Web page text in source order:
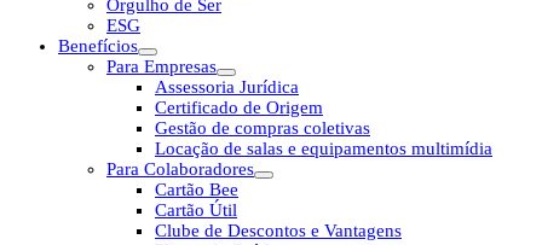
Orgulho de Ser
ESG
Benefícios
Para Empresas
Assessoria Jurídica
Certificado de Origem
Gestão de compras coletivas
Locação de salas e equipamentos multimídia
Para Colaboradores
Cartão Bee
Cartão Útil
Clube de Descontos e Vantagens